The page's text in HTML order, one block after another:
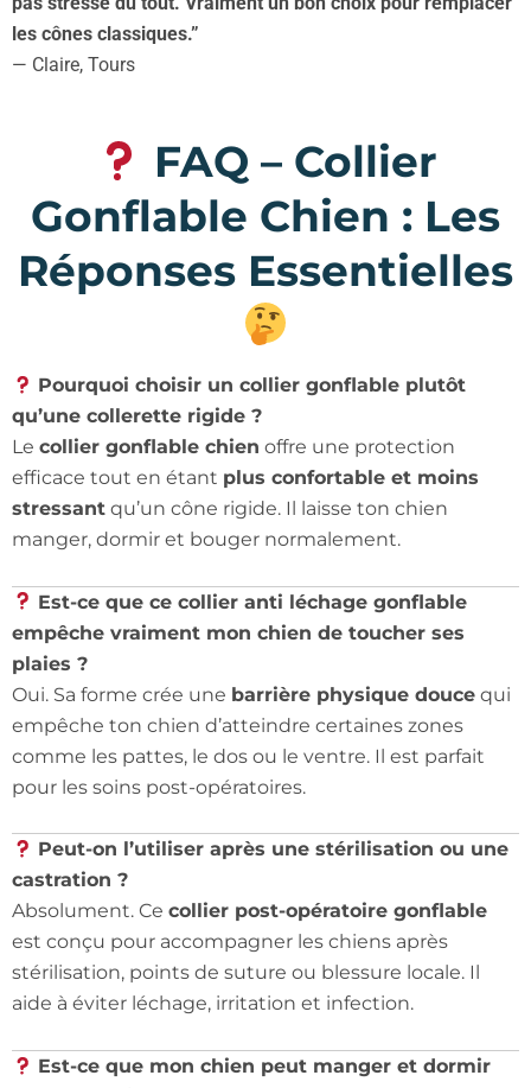
les cônes classiques.”
— Claire, Tours
FAQ – Collier
Gonflable Chien : Les
Réponses Essentielles
Pourquoi choisir un collier gonflable plutôt
qu’une collerette rigide ?
Le collier gonflable chien offre une protection
efficace tout en étant plus confortable et moins
stressant qu’un cône rigide. Il laisse ton chien
manger, dormir et bouger normalement.
Est-ce que ce collier anti léchage gonflable
empêche vraiment mon chien de toucher ses
plaies ?
Oui. Sa forme crée une barrière physique douce qui
empêche ton chien d’atteindre certaines zones
comme les pattes, le dos ou le ventre. Il est parfait
pour les soins post-opératoires.
Peut-on l’utiliser après une stérilisation ou une
castration ?
Absolument. Ce collier post-opératoire gonflable
est conçu pour accompagner les chiens après
stérilisation, points de suture ou blessure locale. Il
aide à éviter léchage, irritation et infection.
Est-ce que mon chien peut manger et dormir